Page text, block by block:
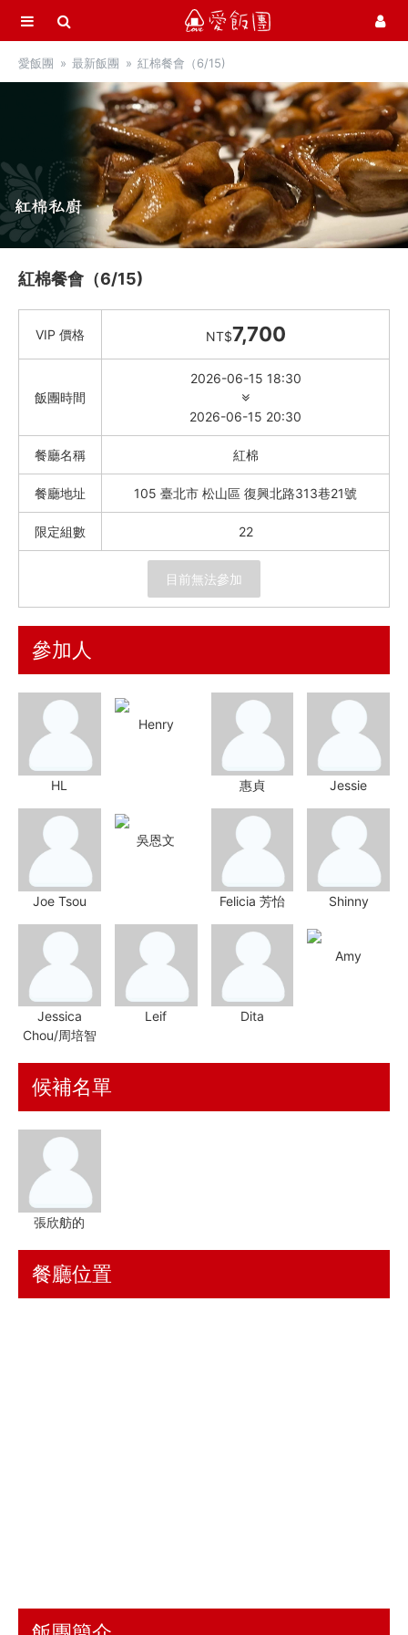
選單
首頁
愛市集商品館 21
最新飯團 13
會員服務
社群
愛飯團FB粉絲團
聯絡我們
客服專線
服務信箱
關於愛飯團
聯絡我們
合作與廣告
媒體推薦與報導
隱私保護
資訊安全
服務條款
愛飯團 最新飯團 紅棉餐會（6/15)
VIP 價格 NT$7,700
飯團時間
2026-06-15 18:30
2026-06-15 20:30
餐廳名稱 紅棉
餐廳地址 105 臺北市 松山區 復興北路313巷21號
限定組數 22
目前無法參加
參加人
HL
Henry
惠貞 Jessie
Joe Tsou
吳恩文
Felicia 芳怡 Shinny
Jessica
Chou/周培智
Leif Dita
Amy
候補名單
張欣舫的
餐廳位置
紅棉餐會（6/15)